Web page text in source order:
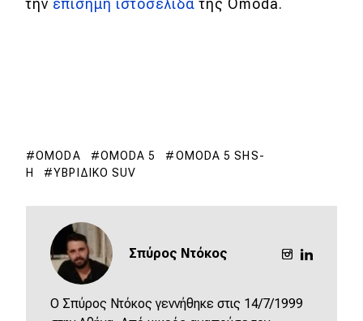
την επίσημη ιστοσελίδα της Omoda.
OMODA OMODA 5
OMODA 5 SHS-
H
ΥΒΡΙΔΙΚΌ SUV
Σπύρος Ντόκος
O Σπύρος Ντόκος γεννήθηκε στις 14/7/1999